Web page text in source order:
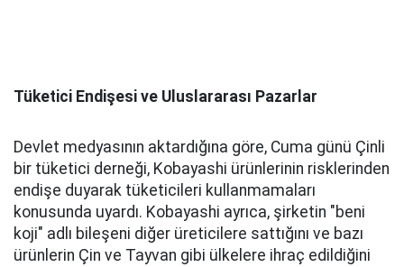
Tüketici Endişesi ve Uluslararası Pazarlar
Devlet medyasının aktardığına göre, Cuma günü Çinli
bir tüketici derneği, Kobayashi ürünlerinin risklerinden
endişe duyarak tüketicileri kullanmamaları
konusunda uyardı. Kobayashi ayrıca, şirketin "beni
koji" adlı bileşeni diğer üreticilere sattığını ve bazı
ürünlerin Çin ve Tayvan gibi ülkelere ihraç edildiğini